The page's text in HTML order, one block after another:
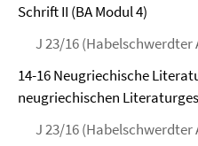
Schrift II (BA Modul 4)
J 23/16 (Habelschwerdter
14-16 Neugriechische
neugriechischen
J 23/16 (Habelschwerdter